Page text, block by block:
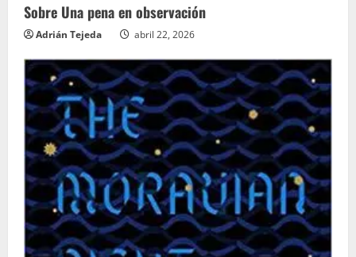
Sobre Una pena en observación
Adrián Tejeda abril 22, 2026